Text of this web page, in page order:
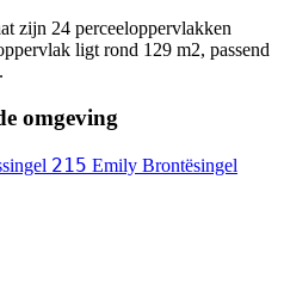
zijn 24 perceeloppervlakken
ligt rond 129 m2, passend
omgeving
215 Emily Brontësingel